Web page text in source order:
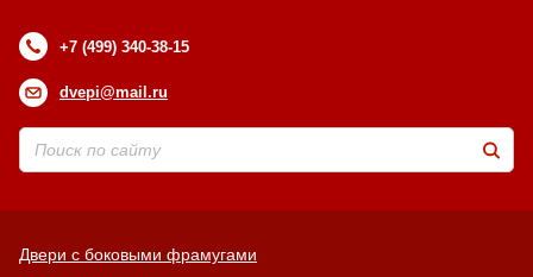
+7 (499) 340-38-15
dvepi@mail.ru
Двери с боковыми фрамугами